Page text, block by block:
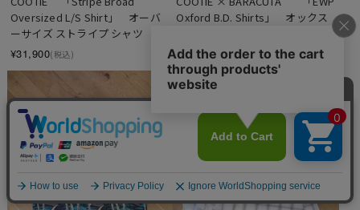
Oversized L/S Shirt」　オーバ
ーサイズ ストライプ シャツ
¥31,900(税込)
Oxford B.D. Shirts」　オックス
¥38,500(税込)